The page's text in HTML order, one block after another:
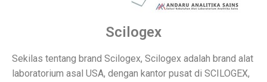
Scilogex
Sekilas tentang brand Scilogex, Scilogex adalah brand alat
laboratorium asal USA, dengan kantor pusat di SCILOGEX,